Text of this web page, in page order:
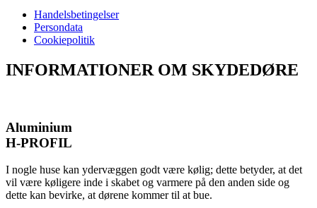
Handelsbetingelser
Persondata
Cookiepolitik
INFORMATIONER OM SKYDEDØRE
Aluminium
H-PROFIL
I nogle huse kan ydervæggen godt være kølig; dette betyder, at det
vil være køligere inde i skabet og varmere på den anden side og
dette kan bevirke, at dørene kommer til at bue.